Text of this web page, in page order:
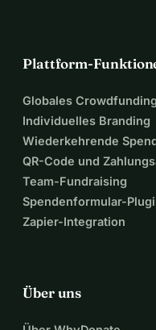
Plattform-
Globales Crowdfunding
Individuelles Branding
Wiederkehrende
QR-Code und
Team-Fundraising
Spendenformular-
Zapier-Integration
Über uns